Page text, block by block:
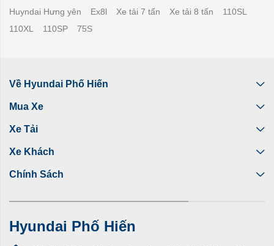
Huyndai Hưng yên Ex8l Xe tải 7 tấn Xe tải 8 tấn
110SL
110XL
110SP 75S
Về Hyundai Phố Hiến
Mua Xe
Xe Tải
Xe Khách
Chính Sách
Hyundai Phố Hiến